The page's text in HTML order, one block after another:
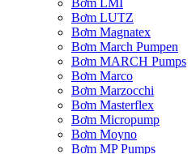
Bơm LMI
Bơm LUTZ
Bơm Magnatex
Bơm March Pumpen
Bơm MARCH Pumps
Bơm Marco
Bơm Marzocchi
Bơm Masterflex
Bơm Micropump
Bơm Moyno
Bơm MP Pumps